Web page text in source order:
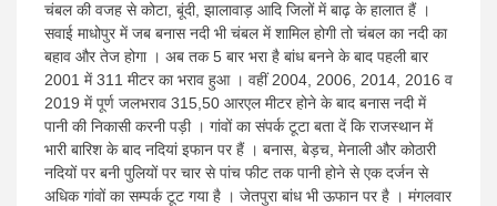
चंबल की वजह से कोटा, बूंदी, झालावाड़ आदि जिलों में बाढ़ के हालात हैं ।
सवाई माधोपुर में जब बनास नदी भी चंबल में शामिल होगी तो चंबल का नदी का
बहाव और तेज होगा । अब तक 5 बार भरा है बांध बनने के बाद पहली बार
2001 में 311 मीटर का भराव हुआ । वहीं 2004, 2006, 2014, 2016 व
2019 में पूर्ण जलभराव 315,50 आरएल मीटर होने के बाद बनास नदी में
पानी की निकासी करनी पड़ी । गांवों का संपर्क टूटा बता दें कि राजस्थान में
भारी बारिश के बाद नदियां इफान पर हैं । बनास, बेड़च, मेनाली और कोठारी
नदियों पर बनी पुलियों पर चार से पांच फीट तक पानी होने से एक दर्जन से
अधिक गांवों का सम्पर्क टूट गया है । जेतपुरा बांध भी ऊफान पर है । मंगलवार